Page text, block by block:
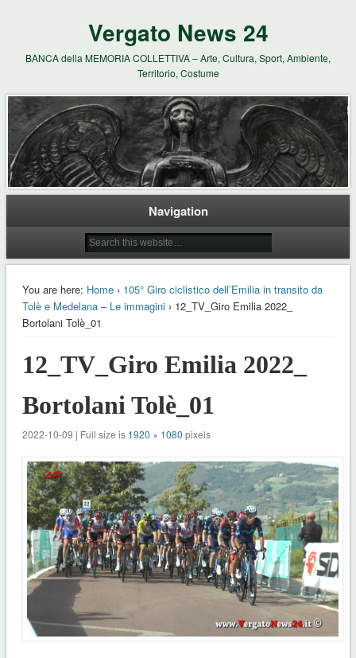
Vergato News 24
BANCA della MEMORIA COLLETTIVA – Arte, Cultura, Sport, Ambiente,
Territorio, Costume
Navigation
You are here: Home› 105° Giro ciclistico dell’Emilia in transito da
Tolè e Medelana – Le immagini› 12_TV_Giro Emilia 2022_
Bortolani Tolè_01
12_TV_Giro Emilia 2022_
Bortolani Tolè_01
2022-10-09 | Full size is 1920 × 1080 pixels